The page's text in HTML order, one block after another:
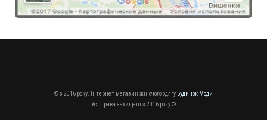
Жіночі модні лосіни із замками на колінах
© з 2016 року. Інтернет магазин жіночого одягу Будинок Моди
Усі права захищені з 2016 року ©